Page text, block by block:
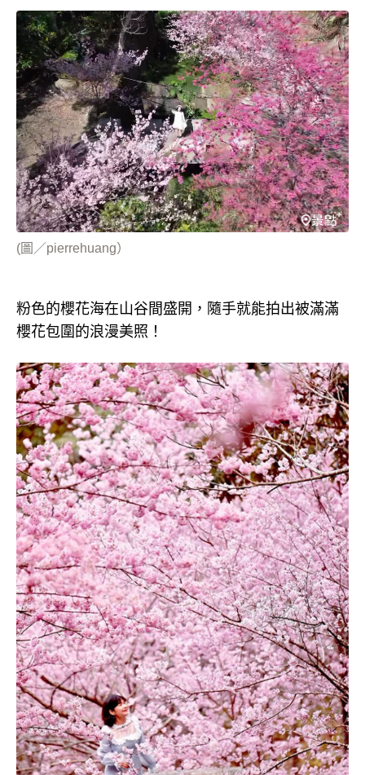
(圖／pierrehuang）
粉色的櫻花海在山谷間盛開，隨手就能拍出被滿滿
櫻花包圍的浪漫美照！